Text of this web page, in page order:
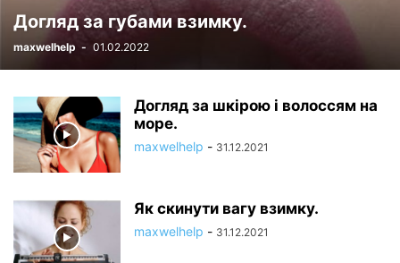
Догляд за губами взимку.
maxwelhelp - 01.02.2022
Догляд за шкірою і волоссям на
море.
maxwelhelp - 31.12.2021
Як скинути вагу взимку.
maxwelhelp - 31.12.2021